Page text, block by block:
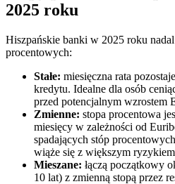
2025 roku
Hiszpańskie banki w 2025 roku
procentowych:
Stałe: miesięczna rata
kredytu. Idealne dla osób
przed potencjalnym wzrostem
Zmienne: stopa procentowa
miesięcy w zależności od
spadających stóp
wiąże się z większym
Mieszane: łączą początkowy
10 lat) z zmienną stopą przez